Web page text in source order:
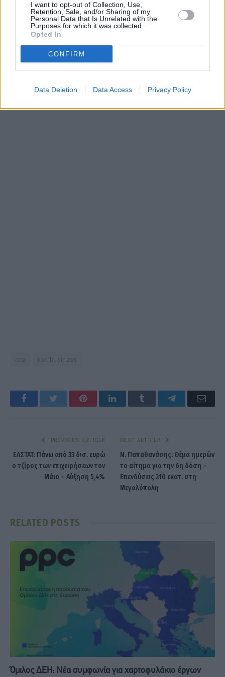
I want to opt-out of Collection, Use,
Retention, Sale, and/or Sharing of my
Personal Data that Is Unrelated with the
Purposes for which it was collected.
Opted In
CONFIRM
Data Deletion Data Access Privacy Policy
Facebook Twitter PinterestLinkedIn Tumblr Telegram
PREVIOUS ARTICLE
ΕΛΣΤΑΤ: Πάνω από 33 δισ. ευρώ
ο τζίρος των επιχειρήσεων τον
Μάιο – Αύξηση 5,4%
NEXT ARTICLE
Ν. Παπαθανάσης: Θέμα ημερών
το αίτημα για την 6η δόση –
Επενδύσεις 210 εκατ. στη
Μεγαλόπολη
RELATED POSTS
Όμιλος ΔΕΗ: Νέα συμφωνία για χαρτοφυλάκιο έργων